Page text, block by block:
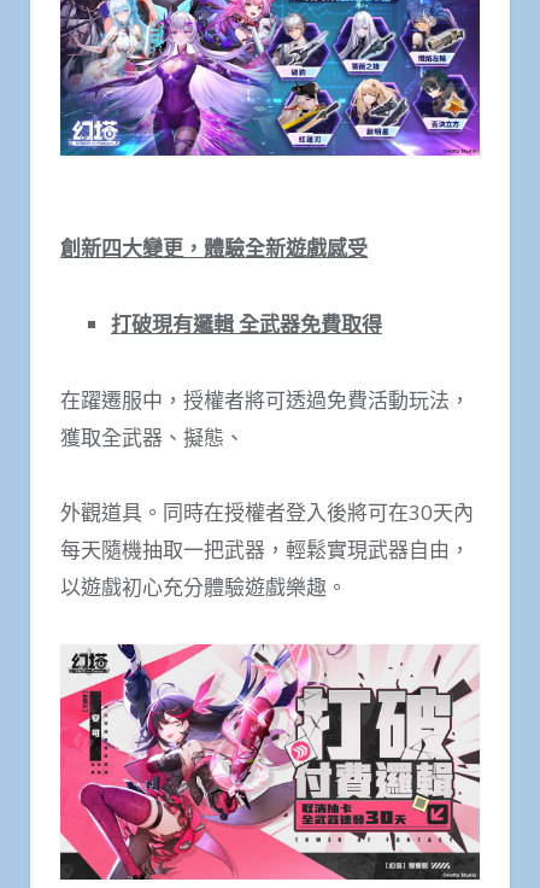
創新四大變更，體驗全新遊戲感受
打破現有邏輯 全武器免費取得
在躍遷服中，授權者將可透過免費活動玩法，
獲取全武器、擬態、
外觀道具。同時在授權者登入後將可在30天內
每天隨機抽取一把武器，輕鬆實現武器自由，
以遊戲初心充分體驗遊戲樂趣。